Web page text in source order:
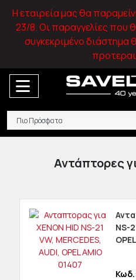
Η εταιρεία μας θα
23/8. Οι παραγγελίες που
συγκεκριμένο διάστημα
Αντάπτορες
NS-